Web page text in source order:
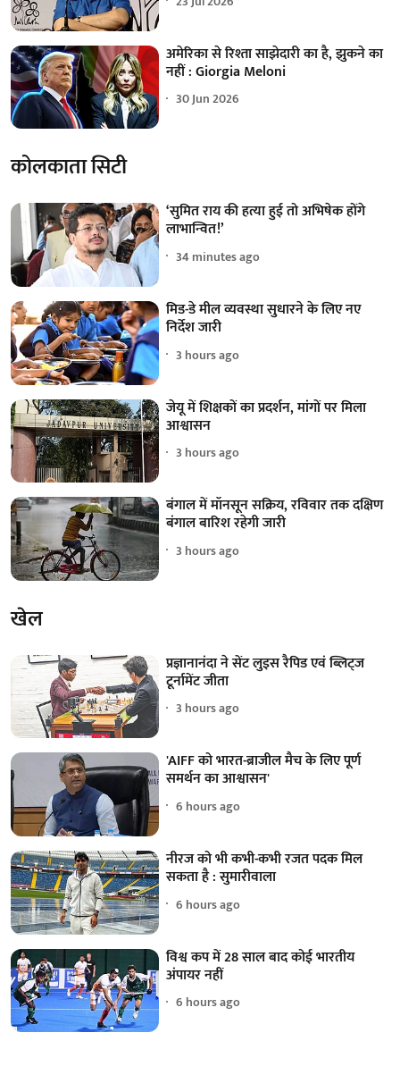
अमेरिका से रिश्ता साझेदारी का है, झुकने का
नहीं : Giorgia Meloni
30 Jun 2026
कोलकाता सिटी
‘सुमित राय की हत्या हुई तो अभिषेक होंगे
लाभान्वित!’
34 minutes ago
मिड-डे मील व्यवस्था सुधारने के लिए नए
निर्देश जारी
3 hours ago
जेयू में शिक्षकों का प्रदर्शन, मांगों पर मिला
आश्वासन
3 hours ago
बंगाल में मॉनसून सक्रिय, रविवार तक दक्षिण
बंगाल बारिश रहेगी जारी
3 hours ago
खेल
प्रज्ञानानंदा ने सेंट लुइस रैपिड एवं ब्लिट्ज
टूर्नामेंट जीता
3 hours ago
'AIFF को भारत-ब्राजील मैच के लिए पूर्ण
समर्थन का आश्वासन'
6 hours ago
नीरज को भी कभी-कभी रजत पदक मिल
सकता है : सुमारीवाला
6 hours ago
विश्व कप में 28 साल बाद कोई भारतीय
अंपायर नहीं
6 hours ago